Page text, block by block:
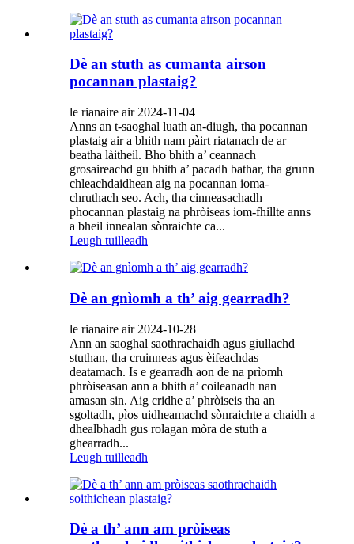
Dè an stuth as cumanta airson
pocannan plastaig?
le rianaire air 2024-11-04
Anns an t-saoghal luath an-diugh, tha pocannan
plastaig air a bhith nam pàirt riatanach de ar
beatha làitheil. Bho bhith a’ ceannach
grosaireachd gu bhith a’ pacadh bathar, tha grunn
chleachdaidhean aig na pocannan ioma-
chruthach seo. Ach, tha cinneasachadh
phocannan plastaig na phròiseas iom-fhillte anns
a bheil innealan sònraichte ca...
Leugh tuilleadh
Dè an gnìomh a th’ aig gearradh?
le rianaire air 2024-10-28
Ann an saoghal saothrachaidh agus giullachd
stuthan, tha cruinneas agus èifeachdas
deatamach. Is e gearradh aon de na prìomh
phròiseasan ann a bhith a’ coileanadh nan
amasan sin. Aig cridhe a’ phròiseis tha an
sgoltadh, pìos uidheamachd sònraichte a chaidh a
dhealbhadh gus rolagan mòra de stuth a
ghearradh...
Leugh tuilleadh
Dè a th’ ann am pròiseas